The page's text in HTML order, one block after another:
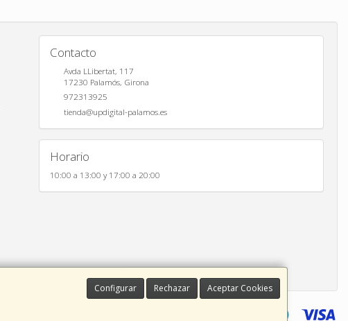
Configurar Rechazar Aceptar Cookies
Contacto
Avda LLibertat, 117
17230 Palamós, Girona
972313925
tienda@updigital-palamos.es
Horario
10:00 a 13:00 y 17:00 a 20:00